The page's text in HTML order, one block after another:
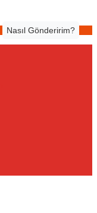
Nasıl Gönderirim?